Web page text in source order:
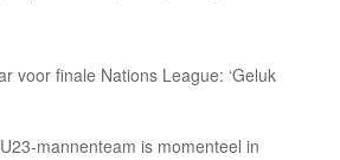
mannenteam is momenteel in